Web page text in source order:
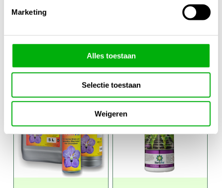
Marketing
Alles toestaan
Selectie toestaan
Weigeren
Home Box
Ambient Q+
150x150x220cm
€299,95
100x100x220cm
€239,95